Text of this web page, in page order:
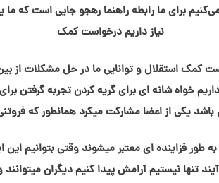
برای ما رابطه راهنما رهجو جایی است که ما
نیاز داریم درخواست کمک
کمک استقلال و توانایی ما در حل مشکلات از
خواه شانه ای برای گریه کردن تجربه گرفتن
یکی از اعضا مشارکت میکرد همانطور که
فزاینده ای معتبر میشوند وقتی بتوانیم این
تنها نیستیم آرامش پیدا کنیم دیگران